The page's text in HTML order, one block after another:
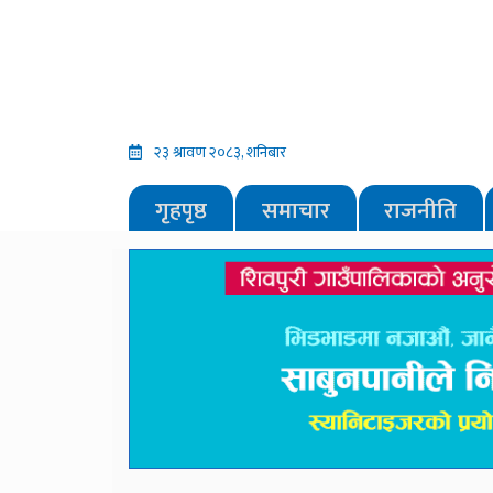
२३ श्रावण २०८३, शनिबार
गृहपृष्ठ समाचार राजनीति